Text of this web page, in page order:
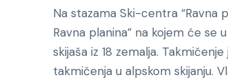
Na stazama Ski-centra “Ravna
Ravna planina” na kojem će se
skijaša iz 18 zemalja.
takmičenja u alpskom skijanju.